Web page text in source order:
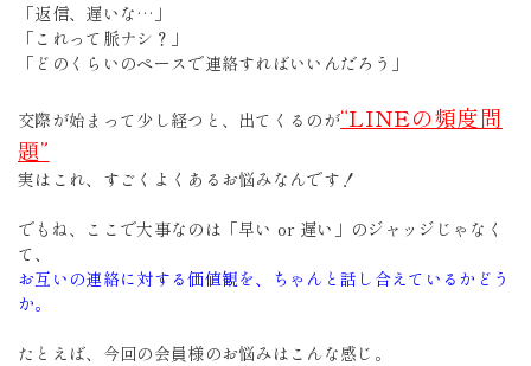
「返信、遅いな…」
「これって脈ナシ？」
「どのくらいのペースで連絡すればいいんだろう」
交際が始まって少し経つと、出てくるのが“LINEの頻度問
題”
実はこれ、すごくよくあるお悩みなんです！
でもね、ここで大事なのは「早い or 遅い」のジャッジじゃなく
て、
お互いの連絡に対する価値観を、ちゃんと話し合えているかどう
か。
たとえば、今回の会員様のお悩みはこんな感じ。